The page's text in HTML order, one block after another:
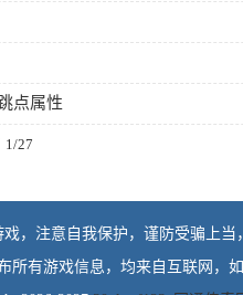
点属性
1/27
戏，注意自我保护，谨防受骗上
所有游戏信息，均来自互联网，